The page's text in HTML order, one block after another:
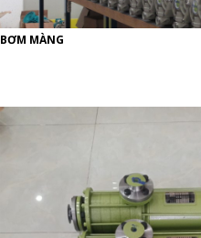
BƠM MÀNG